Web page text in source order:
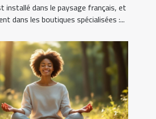
installé dans le paysage français, et
dans les boutiques spécialisées :...